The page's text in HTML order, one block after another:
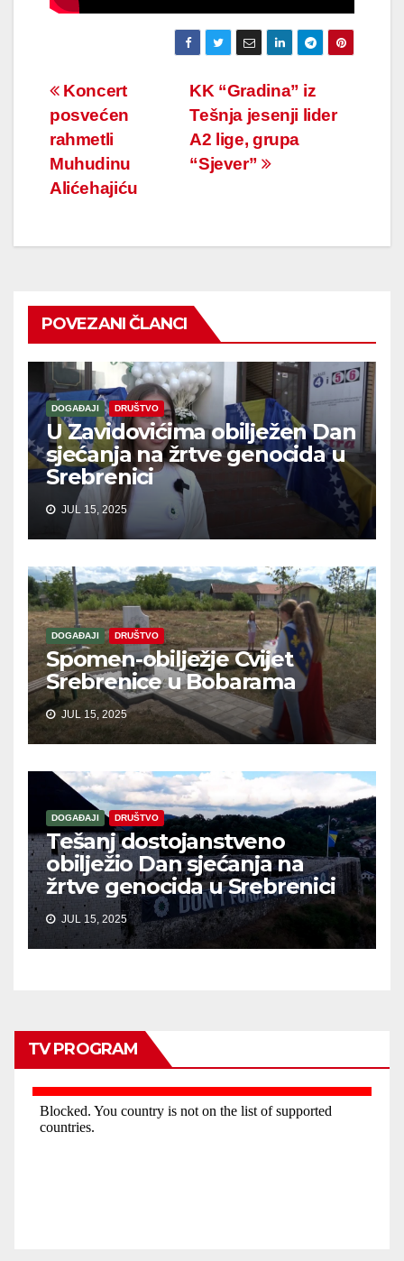
Navigacija
članaka
KK “Gradina” iz
Tešnja jesenji lider
A2 lige, grupa
“Sjever”
Koncert
posvećen
rahmetli
Muhudinu
Alićehajiću
POVEZANI ČLANCI
DOGAĐAJI DRUŠTVO
U Zavidovićima obilježen Dan
sjećanja na žrtve genocida u
Srebrenici
JUL 15, 2025
DOGAĐAJI DRUŠTVO
Spomen-obilježje Cvijet
Srebrenice u Bobarama
JUL 15, 2025
DOGAĐAJI DRUŠTVO
Tešanj dostojanstveno
obilježio Dan sjećanja na
žrtve genocida u Srebrenici
JUL 15, 2025
TV PROGRAM